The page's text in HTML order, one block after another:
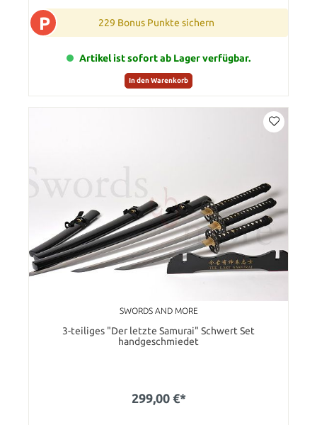
P 229 Bonus Punkte sichern
Artikel ist sofort ab Lager verfügbar.
In den Warenkorb
SWORDS AND MORE
3-teiliges "Der letzte Samurai" Schwert Set
handgeschmiedet
299,00 €*